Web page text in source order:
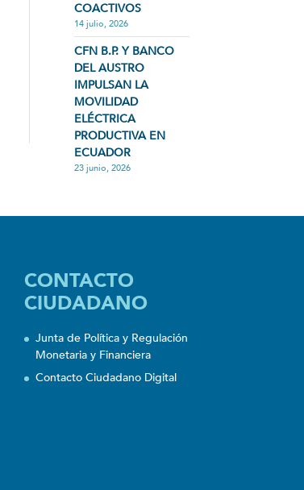
COACTIVOS
14 julio, 2026
CFN B.P. Y BANCO
DEL AUSTRO
IMPULSAN LA
MOVILIDAD
ELÉCTRICA
PRODUCTIVA EN
ECUADOR
23 junio, 2026
CONTACTO
CIUDADANO
Junta de Política y Regulación
Monetaria y Financiera
Contacto Ciudadano Digital